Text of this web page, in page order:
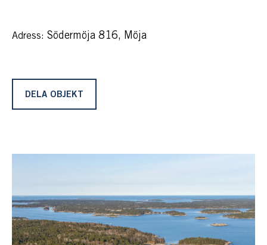
Adress: Södermöja 816, Möja
DELA OBJEKT